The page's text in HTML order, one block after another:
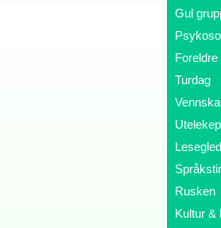
Gul
Turdag
Rusken
Kultur &